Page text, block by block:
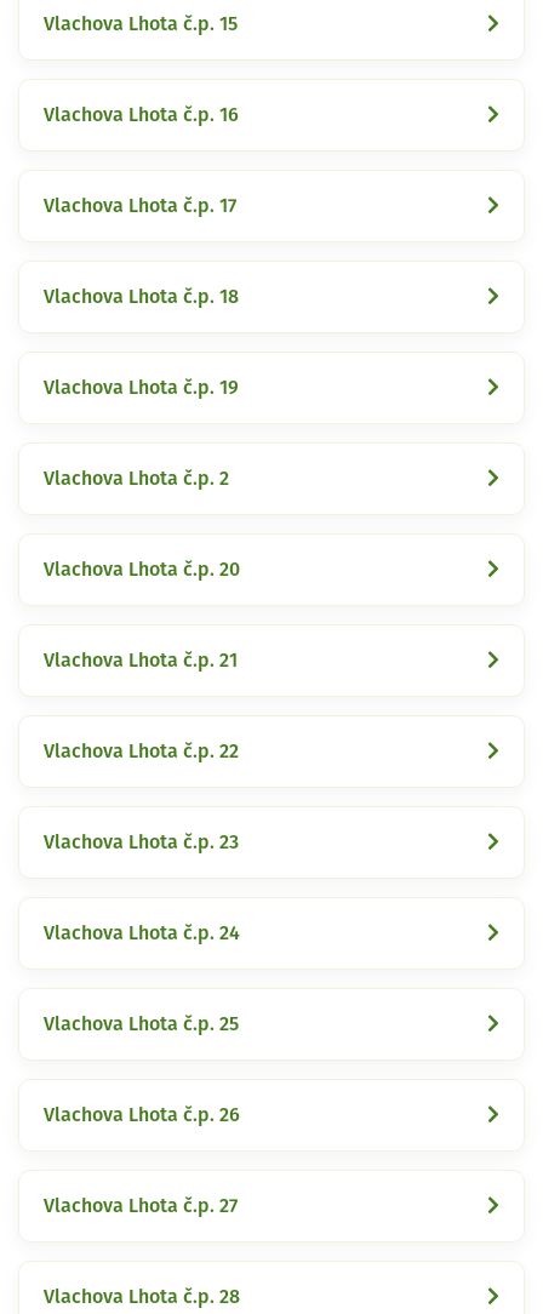
Vlachova Lhota č.p. 15
Vlachova Lhota č.p. 16
Vlachova Lhota č.p. 17
Vlachova Lhota č.p. 18
Vlachova Lhota č.p. 19
Vlachova Lhota č.p. 2
Vlachova Lhota č.p. 20
Vlachova Lhota č.p. 21
Vlachova Lhota č.p. 22
Vlachova Lhota č.p. 23
Vlachova Lhota č.p. 24
Vlachova Lhota č.p. 25
Vlachova Lhota č.p. 26
Vlachova Lhota č.p. 27
Vlachova Lhota č.p. 28